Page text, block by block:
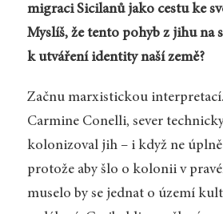
migraci Sicilanů jako cestu ke
Myslíš, že tento pohyb z jihu na
k utváření identity naší země?
Začnu marxistickou
Carmine Conelli, sever
kolonizoval jih – i když ne úplně
protože aby šlo o kolonii v
muselo by se jednat o území